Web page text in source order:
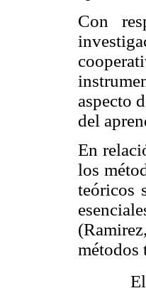
Con
aspecto
del
En
los
teóricos
métodos
